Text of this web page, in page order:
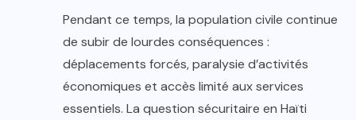
Pendant ce temps, la population civile continue
de subir de lourdes conséquences :
déplacements forcés, paralysie d’activités
économiques et accès limité aux services
essentiels. La question sécuritaire en Haïti